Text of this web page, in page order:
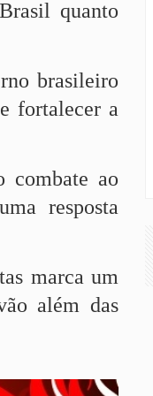
quanto
brasileiro
fortalecer a
combate ao
resposta
marca um
além das